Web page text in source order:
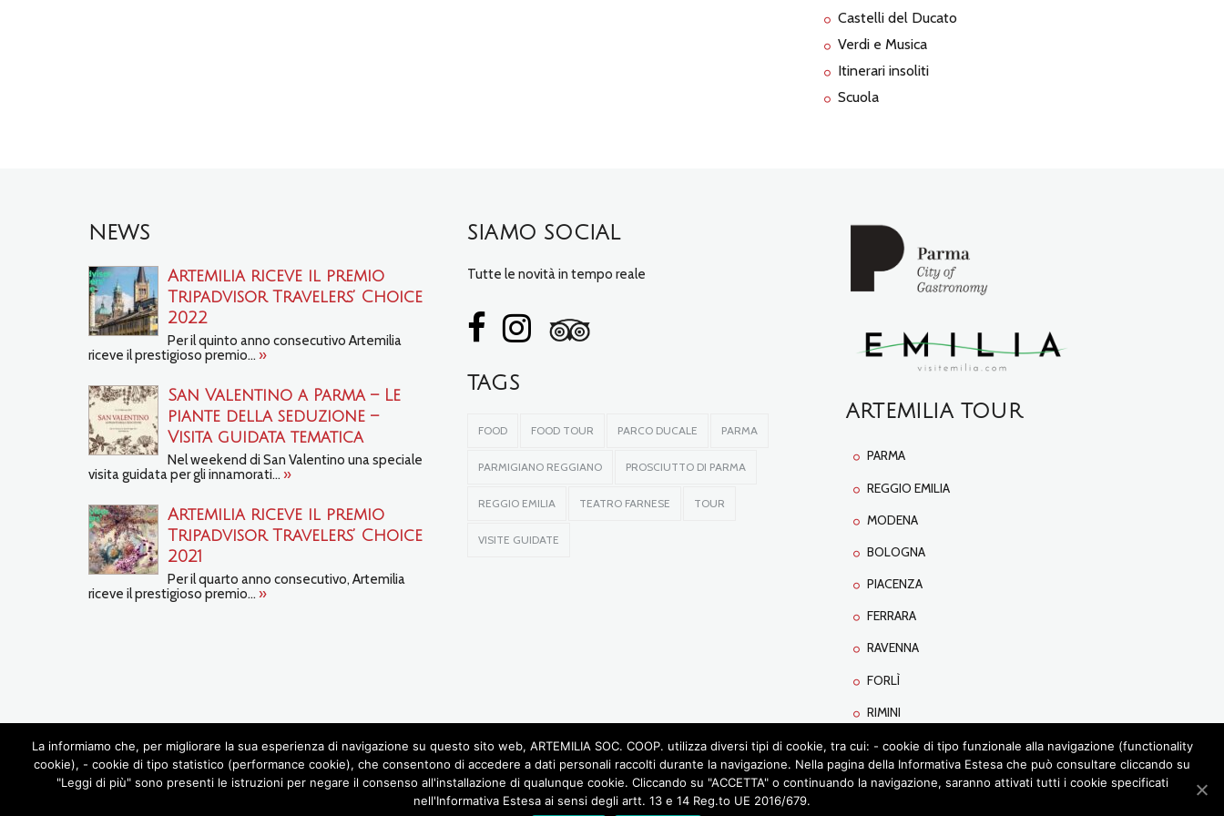
Castelli del Ducato
Verdi e Musica
Itinerari insoliti
Scuola
NEWS
Artemilia riceve il premio
Tripadvisor Travelers’ Choice
2022
Per il quinto anno consecutivo Artemilia
riceve il prestigioso premio... »
San Valentino a Parma – Le
piante della seduzione –
Visita guidata tematica
Nel weekend di San Valentino una speciale
visita guidata per gli innamorati... »
Artemilia riceve il premio
Tripadvisor Travelers’ Choice
2021
Per il quarto anno consecutivo, Artemilia
riceve il prestigioso premio... »
SIAMO SOCIAL
Tutte le novità in tempo reale
TAGS
FOOD FOOD TOUR PARCO DUCALE PARMA
PARMIGIANO REGGIANO PROSCIUTTO DI PARMA
REGGIO EMILIA TEATRO FARNESE TOUR
VISITE GUIDATE
ARTEMILIA TOUR
PARMA
REGGIO EMILIA
MODENA
BOLOGNA
PIACENZA
FERRARA
RAVENNA
FORLÌ
RIMINI
© 2016 RIGHTS RESERVED •ARTEMILIA SOCIETÀ COOPERATIVA • P.IVA 02772780348
DESIGN BY LABORATORIOCREATIVO.IT
La informiamo che, per migliorare la sua esperienza di navigazione su questo sito web, ARTEMILIA SOC. COOP. utilizza diversi tipi di cookie, tra cui: - cookie di tipo funzionale alla navigazione (functionality
cookie), - cookie di tipo statistico (performance cookie), che consentono di accedere a dati personali raccolti durante la navigazione. Nella pagina della Informativa Estesa che può consultare cliccando su
"Leggi di più" sono presenti le istruzioni per negare il consenso all'installazione di qualunque cookie. Cliccando su "ACCETTA" o continuando la navigazione, saranno attivati tutti i cookie specificati
nell'Informativa Estesa ai sensi degli artt. 13 e 14 Reg.to UE 2016/679.